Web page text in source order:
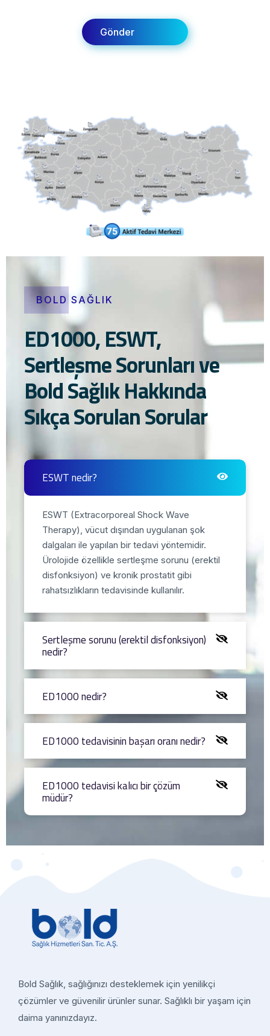
BOLD SAĞLIK
ED1000, ESWT,
Sertleşme Sorunları ve
Bold Sağlık Hakkında
Sıkça Sorulan Sorular
ESWT nedir?
ESWT (Extracorporeal Shock Wave
Therapy), vücut dışından uygulanan şok
dalgaları ile yapılan bir tedavi yöntemidir.
Ürolojide özellikle sertleşme sorunu (erektil
disfonksiyon) ve kronik prostatit gibi
rahatsızlıkların tedavisinde kullanılır.
Sertleşme sorunu (erektil disfonksiyon)
nedir?
ED1000 nedir?
ED1000 tedavisinin başarı oranı nedir?
ED1000 tedavisi kalıcı bir çözüm
müdür?
Bold Sağlık, sağlığınızı desteklemek için yenilikçi
çözümler ve güvenilir ürünler sunar. Sağlıklı bir yaşam için
daima yanınızdayız.